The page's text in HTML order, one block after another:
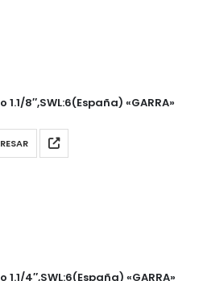
8″,SWL:6(España) «GARRA»
4″,SWL:6(España) «GARRA»